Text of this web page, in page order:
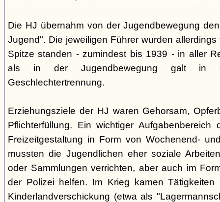
Die HJ übernahm von der Jugendbewegung
Jugend". Die jeweiligen Führer wurden
Spitze standen - zumindest bis 1939 - in aller
als in der Jugendbewegung galt in
Geschlechtertrennung.
Erziehungsziele der HJ waren Gehorsam,
Pflichterfüllung. Ein wichtiger
Freizeitgestaltung in Form von Wochenend-
mussten die Jugendlichen eher soziale
oder Sammlungen verrichten, aber auch im
der Polizei helfen. Im Krieg kamen
Kinderlandverschickung (etwa als